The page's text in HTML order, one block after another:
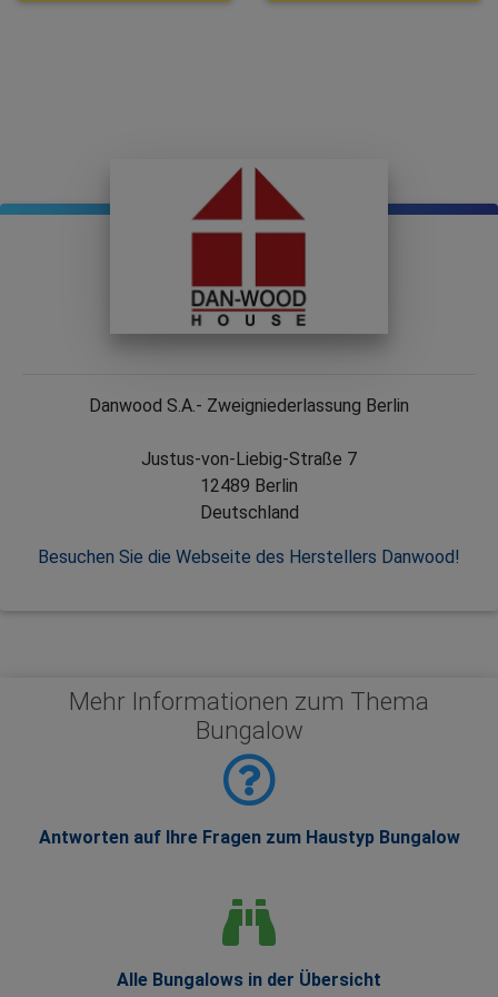
Danwood S.A.- Zweigniederlassung Berlin
Justus-von-Liebig-Straße 7
12489 Berlin
Deutschland
Besuchen Sie die Webseite des Herstellers Danwood!
Mehr Informationen zum Thema
Bungalow
Antworten auf Ihre Fragen zum Haustyp Bungalow
Alle Bungalows in der Übersicht